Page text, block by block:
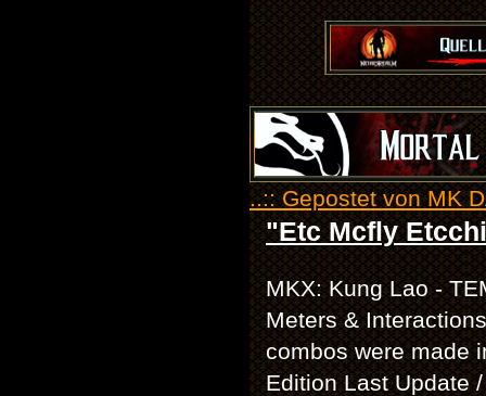
..:: Gepostet von MK
"Etc Mcfly
MKX: Kung Lao -
Meters &
combos were made
Edition Last Update